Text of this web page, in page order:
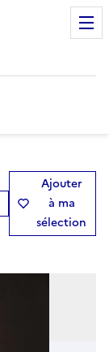
Ajouter
à ma
sélection